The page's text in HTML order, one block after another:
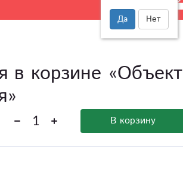
Да Нет
в корзине «Объект
В корзину